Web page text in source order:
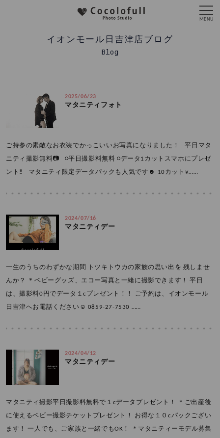
イオンモール日吉津店ブログ
Blog
2025/06/23
マタニティフォト
ご持参の素敵なお衣装でかっこいいお写真になりました！ 平日マタ
ニティ撮影無料📷 ○平日撮影料無料 ○データ1カットスマホにプレゼ
ント‼️ マタニティ限定データパックも人気です☻ 10カット¥……
2024/07/16
マタニティデー
一生のうちのわずかな期間 トツキトウカの家族の思い出を 残しませ
んか？ ＊ベビーグッズ、エコー写真と一緒に撮影できます！ 平日
は、撮影料0円でデータ１cプレゼント！！ ご予約は、イオンモール
日吉津へお電話ください☺️ 0859-27-7530 ……
2024/04/12
マタニティデー
マタニティ撮影平日撮影料無料で１cデータプレゼント！ ＊ご出産後
に使えるベビー撮影チケットプレゼント！ お得な１０cパックござい
ます！ 一人でも、ご家族と一緒でもOK！ ＊マタニティーモデル募集